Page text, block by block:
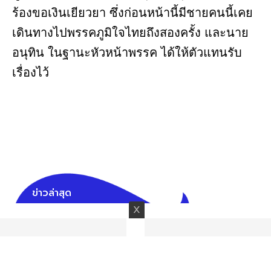
ร้องขอเงินเยียวยา ซึ่งก่อนหน้านี้มีชายคนนี้เคย
เดินทางไปพรรคภูมิใจไทยถึงสองครั้ง และนาย
อนุทิน ในฐานะหัวหน้าพรรค ได้ให้ตัวแทนรับ
เรื่องไว้
ข่าวล่าสุด